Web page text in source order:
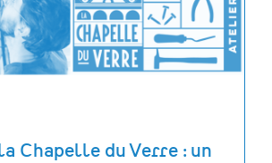
Chapelle du Verre : un